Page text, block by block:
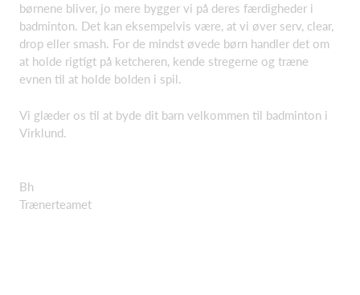
børnene bliver, jo mere bygger vi på deres færdigheder i
badminton. Det kan eksempelvis være, at vi øver serv, clear,
drop eller smash. For de mindst øvede børn handler det om
at holde rigtigt på ketcheren, kende stregerne og træne
evnen til at holde bolden i spil.
Vi glæder os til at byde dit barn velkommen til badminton i
Virklund.
Bh
Trænerteamet